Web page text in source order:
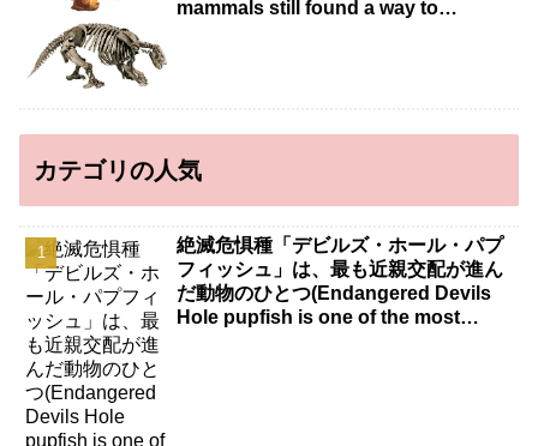
mammals still found a way to
カテゴリの人気
絶滅危惧種「デビルズ・ホール・パプ
フィッシュ」は、最も近親交配が進ん
だ動物のひとつ(Endangered Devils
Hole pupfish is one of the most